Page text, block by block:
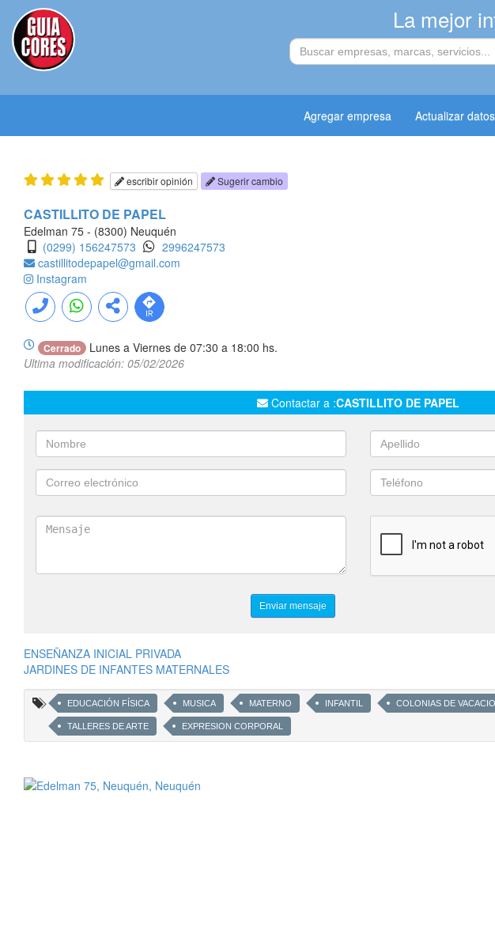
La mejor
Agregar empresa Actualizar datos
escribir opinión Sugerir cambio
CASTILLITO DE PAPEL
Edelman 75 - (8300) Neuquén
(0299) 156247573
2996247573
castillitodepapel@gmail.com
Instagram
Cerrado
Lunes a Viernes de 07:30 a 18:00 hs.
Ultima modificación: 05/02/2026
Contactar a :CASTILLITO DE PAPEL
ENSEÑANZA INICIAL PRIVADA
JARDINES DE INFANTES MATERNALES
EDUCACIÓN FÍSICA MUSICA MATERNO INFANTIL COLONIAS DE
TALLERES DE ARTE EXPRESION CORPORAL